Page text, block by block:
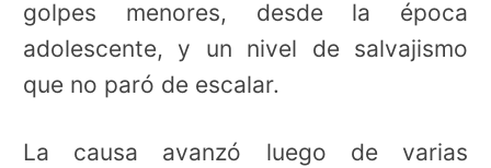
golpes menores, desde la época
adolescente, y un nivel de salvajismo
que no paró de escalar.
La causa avanzó luego de varias